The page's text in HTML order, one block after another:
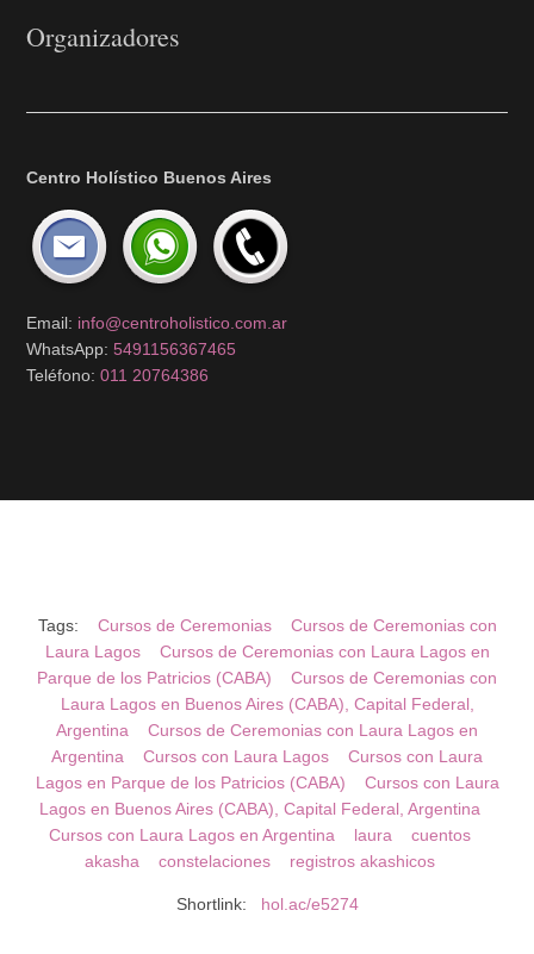
Organizadores
Centro Holístico Buenos Aires
Email: info@centroholistico.com.ar
WhatsApp:5491156367465
Teléfono:011 20764386
Tags: Cursos de Ceremonias
Cursos de Ceremonias con
Laura Lagos
Cursos de Ceremonias con Laura Lagos en
Parque de los Patricios (CABA)
Cursos de Ceremonias con
Laura Lagos en Buenos Aires (CABA), Capital Federal,
Argentina
Cursos de Ceremonias con Laura Lagos en
Argentina
Cursos con Laura Lagos
Cursos con Laura
Lagos en Parque de los Patricios (CABA)
Cursos con Laura
Lagos en Buenos Aires (CABA), Capital Federal, Argentina
Cursos con Laura Lagos en Argentina
laura
cuentos
akasha
constelaciones registros akashicos
Shortlink: hol.ac/e5274